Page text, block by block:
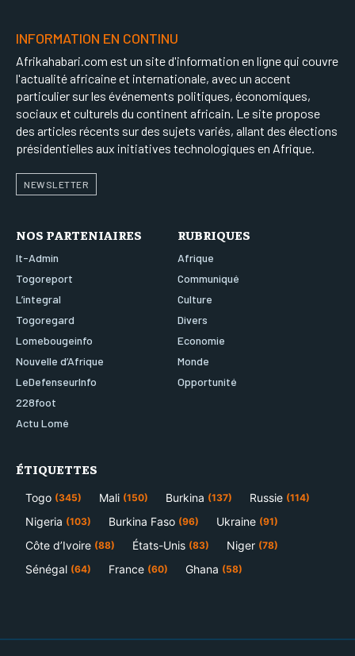
INFORMATION EN CONTINU
Afrikahabari.com est un site d'information en ligne qui couvre
l'actualité africaine et internationale, avec un accent
particulier sur les événements politiques, économiques,
sociaux et culturels du continent africain. Le site propose
des articles récents sur des sujets variés, allant des élections
présidentielles aux initiatives technologiques en Afrique.
NEWSLETTER
NOS PARTENIAIRES
It-Admin
Togoreport
L’integral
Togoregard
Lomebougeinfo
Nouvelle d’Afrique
LeDefenseurInfo
228foot
Actu Lomé
RUBRIQUES
Afrique
Communiqué
Culture
Divers
Economie
Monde
Opportunité
ÉTIQUETTES
Togo (345) Mali (150) Burkina (137) Russie (114)
Nigeria (103) Burkina Faso (96) Ukraine (91)
Côte d’Ivoire (88) États-Unis (83) Niger (78)
Sénégal (64) France (60) Ghana (58)